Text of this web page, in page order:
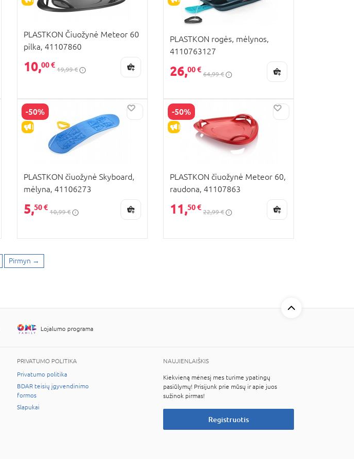
PLASTKON Čiuožynė Meteor 60
pilka, 41107860
10,00 €
19,99 €
PLASTKON rogės, mėlynos,
4110763127
26,00 €
64,99 €
-50%
IŠPARDAVIMAS
PLASTKON čiuožynė Skyboard,
mėlyna, 41106273
5,50 €
10,99 €
-50%
IŠPARDAVIMAS
PLASTKON čiuožynė Meteor 60,
raudona, 41107863
11,50 €
22,99 €
Pirmyn →
Lojalumo programa
PRIVATUMO POLITIKA
Privatumo politika
BDAR teisių įgyvendinimo
formos
Slapukai
NAUJIENLAIŠKIS
Kiekvieną mėnesį mes turime ypatingų
pasiūlymų! Prisijunk prie mūsų ir apie juos
sužinok pirmas!
Registruotis